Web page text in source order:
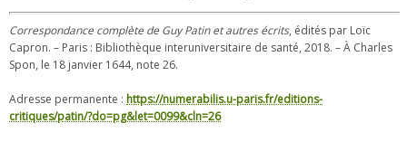
Correspondance complète de Guy Patin et autres écrits, édités par Loïc
Capron. – Paris : Bibliothèque interuniversitaire de santé, 2018. – À Charles
Spon, le 18 janvier 1644, note 26.
Adresse permanente : https://numerabilis.u-paris.fr/editions-
critiques/patin/?do=pg&let=0099&cln=26